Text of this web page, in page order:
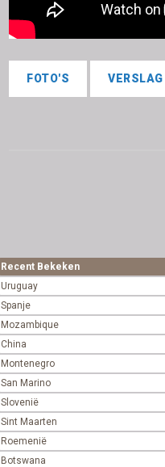
FOTO'S VERSLAG
Recent Bekeken
Uruguay
Spanje
Mozambique
China
Montenegro
San Marino
Slovenië
Sint Maarten
Roemenië
Botswana